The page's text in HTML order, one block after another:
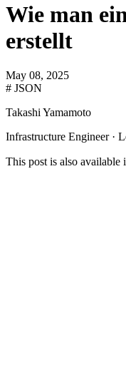
Wie man
erstellt
May 08, 2025
# JSON
Takashi Yamamoto
Infrastructure Engineer ·
This post is also available